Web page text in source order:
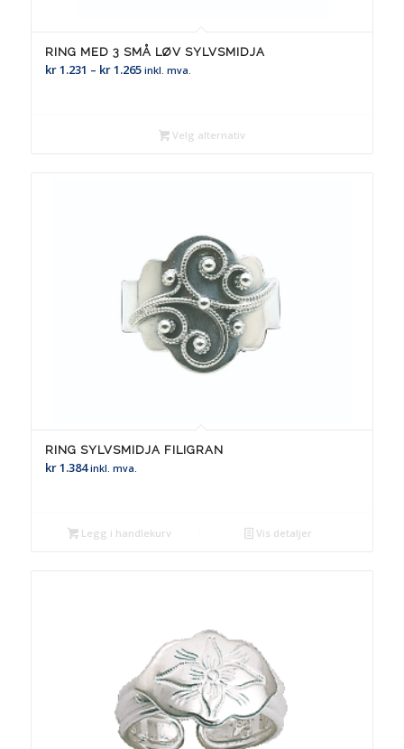
RING MED 3 SMÅ LØV SYLVSMIDJA
kr1.231 – kr1.265Prisområde:
kr 1.265
inkl. mva.
Velg alternativ
RING SYLVSMIDJA FILIGRAN
kr1.384 inkl. mva.
Legg i handlekurv Vis detaljer